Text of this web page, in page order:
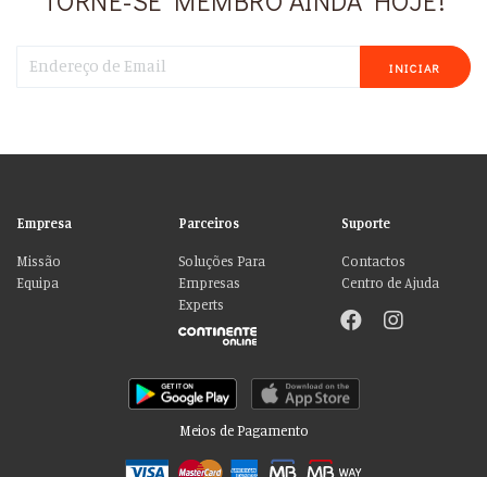
INICIAR
Empresa
Missão
Equipa
Parceiros
Soluções Para
Empresas
Experts
Suporte
Contactos
Centro de Ajuda
Meios de Pagamento